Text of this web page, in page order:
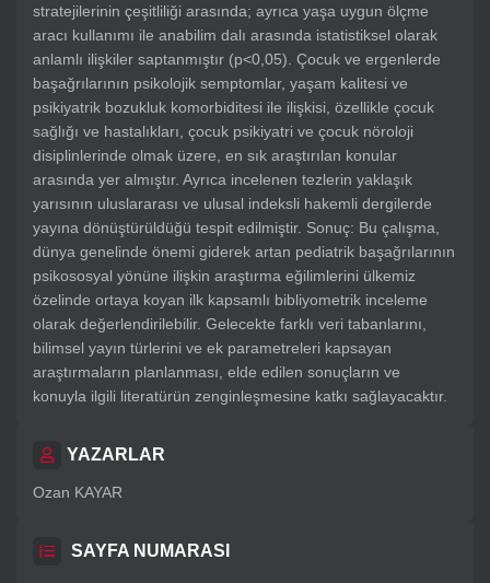
stratejilerinin çeşitliliği arasında; ayrıca yaşa uygun ölçme
aracı kullanımı ile anabilim dalı arasında istatistiksel olarak
anlamlı ilişkiler saptanmıştır (p<0,05). Çocuk ve ergenlerde
başağrılarının psikolojik semptomlar, yaşam kalitesi ve
psikiyatrik bozukluk komorbiditesi ile ilişkisi, özellikle çocuk
sağlığı ve hastalıkları, çocuk psikiyatri ve çocuk nöroloji
disiplinlerinde olmak üzere, en sık araştırılan konular
arasında yer almıştır. Ayrıca incelenen tezlerin yaklaşık
yarısının uluslararası ve ulusal indeksli hakemli dergilerde
yayına dönüştürüldüğü tespit edilmiştir. Sonuç: Bu çalışma,
dünya genelinde önemi giderek artan pediatrik başağrılarının
psikososyal yönüne ilişkin araştırma eğilimlerini ülkemiz
özelinde ortaya koyan ilk kapsamlı bibliyometrik inceleme
olarak değerlendirilebilir. Gelecekte farklı veri tabanlarını,
bilimsel yayın türlerini ve ek parametreleri kapsayan
araştırmaların planlanması, elde edilen sonuçların ve
konuyla ilgili literatürün zenginleşmesine katkı sağlayacaktır.
YAZARLAR
Ozan KAYAR
SAYFA NUMARASI